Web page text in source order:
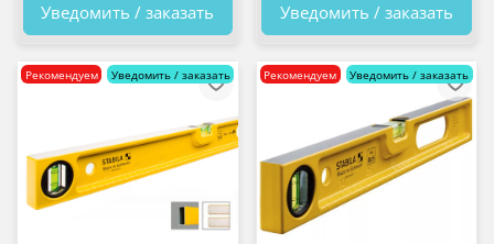
Уведомить / заказать Уведомить / заказать
Рекомендуем Уведомить / заказать Рекомендуем Уведомить / заказать